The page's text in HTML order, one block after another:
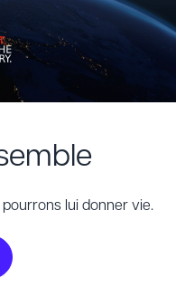
lui donner vie.